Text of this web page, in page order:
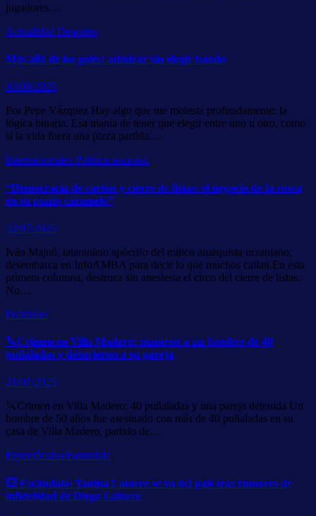
jugadores…
Actualidad Deportes
Más allá de los goles: admirar sin elegir bando
03/08/2025
Por Pepe Vázquez Hay algo que me molesta profundamente: la
lógica binaria. Esa manía de tener que elegir entre uno u otro, como
si la vida fuera una pizza partida…
Internacionales Politica nacional
“Democracia de cartón y cierre de listas: el negocio de la rosca
en su punto caramelo”
22/07/2025
Iván Majnó, tataranieto apócrifo del mítico anarquista ucraniano,
desembarca en InfoAMBA para decir lo que muchos callan.En esta
primera columna, destroza sin anestesia el circo del cierre de listas.
No…
Policiales
🔪Crimen en Villa Madero: mataron a un hombre de 40
puñaladas y detuvieron a su pareja
21/07/2025
🔪Crimen en Villa Madero: 40 puñaladas y una pareja detenida Un
hombre de 50 años fue asesinado con más de 40 puñaladas en su
casa de Villa Madero, partido de…
Espectáculos/Farandula
💥 Escándalo: Yanina Latorre se va del país tras rumores de
infidelidad de Diego Latorre